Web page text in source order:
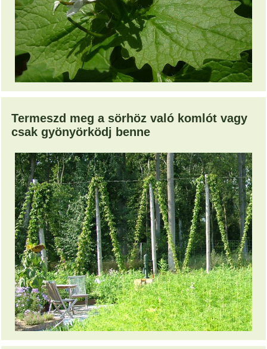
Termeszd meg a sörhöz való komlót vagy
csak gyönyörködj benne